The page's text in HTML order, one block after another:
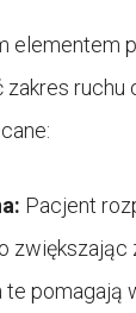
elementem
ruchu
Pacjent
te pomagają